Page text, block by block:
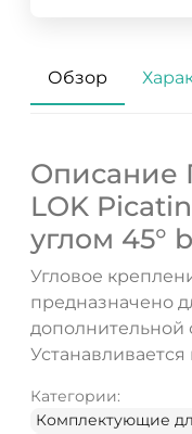
Обзор
Описание
LOK
углом 45°
Угловое
предназначено
дополнительной
Категории:
Комплектующие